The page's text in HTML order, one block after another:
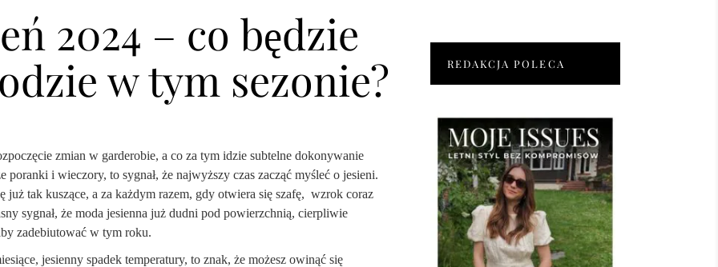
2024 – co będzie
w tym sezonie?
zmian w garderobie, a co za tym idzie subtelne dokonywanie
i wieczory, to sygnał, że najwyższy czas zacząć myśleć o jesieni.
już tak kuszące, a za każdym razem, gdy otwiera się szafę, wzrok coraz
sygnał, że moda jesienna już dudni pod powierzchnią, cierpliwie
zadebiutować w tym roku.
jesienny spadek temperatury, to znak, że możesz owinąć się
REDAKCJA POLECA